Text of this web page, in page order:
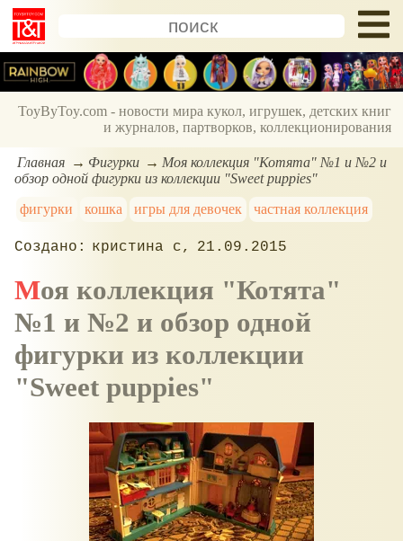
ToyByToy.com - новости мира кукол, игрушек, детских книг
и журналов, партворков, коллекционирования
Главная Фигурки
Моя коллекция "Котята" №1 и №2 и
обзор одной фигурки из коллекции "Sweet puppies"
фигурки
кошка игры для девочек частная коллекция
кристина с 21.09.2015
Моя коллекция "Котята"
№1 и №2 и обзор одной
фигурки из коллекции
"Sweet puppies"